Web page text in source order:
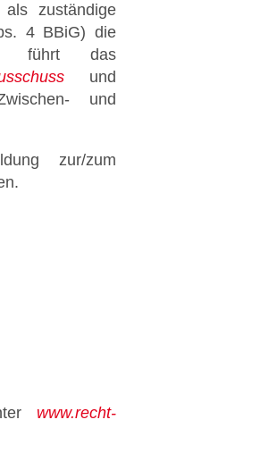
als zuständige
4 BBiG) die
führt das
und
und
zur/zum
www.recht-